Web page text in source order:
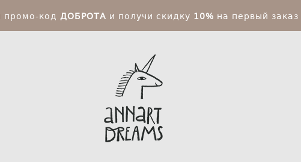
промо-код ДОБРОТА и получи скидку 10% на первый заказ